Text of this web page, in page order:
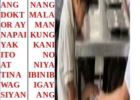
ANG
DOKT
OR AY
NAPAI
YAK
ITO
AT
TINA
WAG
SIYAN
NANG
MALA
MAN
KUNG
KANI
NO
NIYA
IBINIB
IGAY
ANG